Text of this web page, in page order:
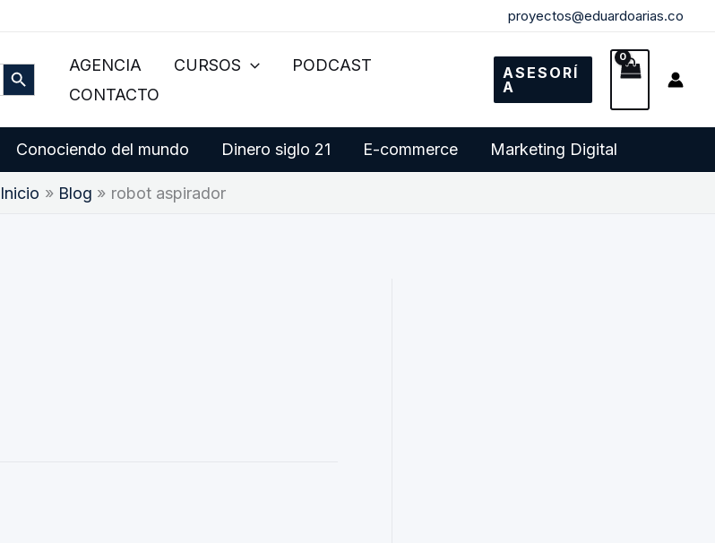
proyectos@eduardoarias.co
Botón de búsquedaAGENCIA CURSOS
PODCAST
CONTACTO
ASESORÍ
A
Conociendo del mundo Dinero siglo 21 E-commerce Marketing Digital
Inicio Blog robot aspirador